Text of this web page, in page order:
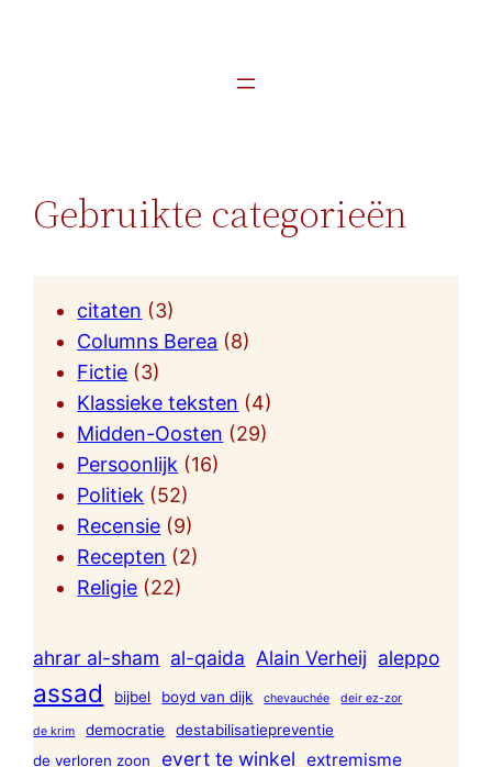
Gebruikte categorieën
citaten (3)
Columns Berea (8)
Fictie (3)
Klassieke teksten (4)
Midden-Oosten (29)
Persoonlijk (16)
Politiek (52)
Recensie (9)
Recepten (2)
Religie (22)
ahrar al-sham al-qaida Alain Verheij aleppo
assad bijbel boyd van dijk chevauchée deir ez-zor
de krim democratie
destabilisatiepreventie
de verloren zoon
evert te winkel extremisme